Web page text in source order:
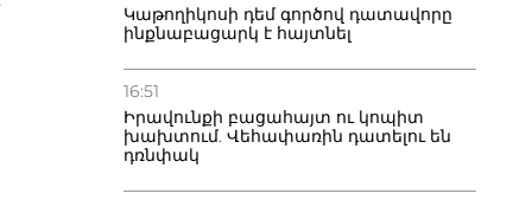
Կաթողիկոսի դեմ գործով դատավորը
ինքնաբացարկ է հայտնել
16:51
Իրավունքի բացահայտ ու կոպիտ
խախտում. Վեհափառին դատելու են
դռնփակ